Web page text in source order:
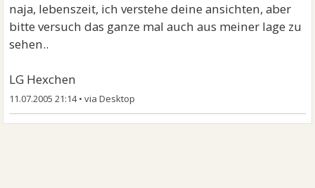
naja, lebenszeit, ich verstehe deine ansichten, aber
bitte versuch das ganze mal auch aus meiner lage zu
sehen..
LG Hexchen
11.07.2005 21:14•